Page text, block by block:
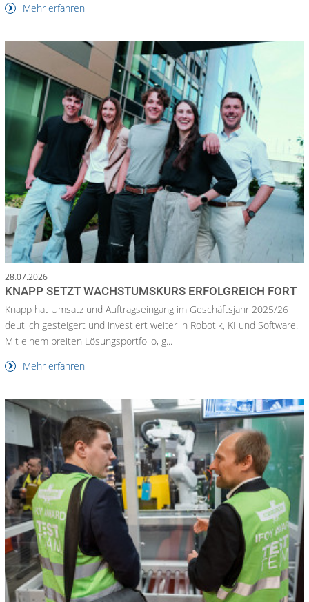
Mehr erfahren
28.07.2026
KNAPP SETZT WACHSTUMSKURS ERFOLGREICH FORT
Knapp hat Umsatz und Auftragseingang im Geschäftsjahr 2025/26
deutlich gesteigert und investiert weiter in Robotik, KI und Software.
Mit einem breiten Lösungsportfolio, g...
Mehr erfahren